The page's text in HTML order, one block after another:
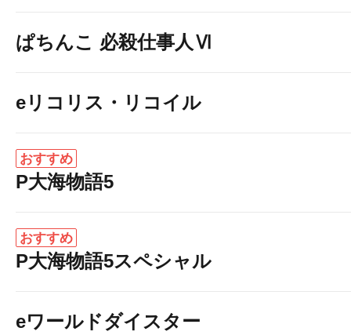
ぱちんこ 必殺仕事人Ⅵ
eリコリス・リコイル
おすすめ
P大海物語5
おすすめ
P大海物語5スペシャル
eワールドダイスター